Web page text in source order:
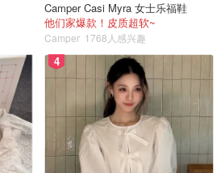
Camper Casi Myra 女士乐福鞋
他们家爆款！皮质超软~
Camper 1768人感兴趣
4